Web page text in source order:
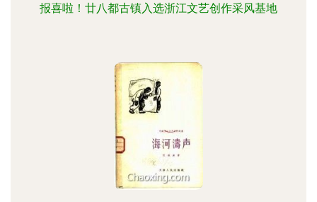
报喜啦！廿八都古镇入选浙江文艺创作采风基地